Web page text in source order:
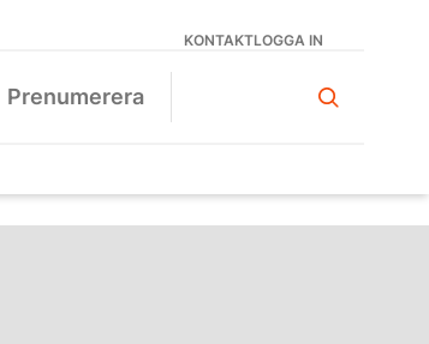
KONTAKTLOGGA IN
Prenumerera